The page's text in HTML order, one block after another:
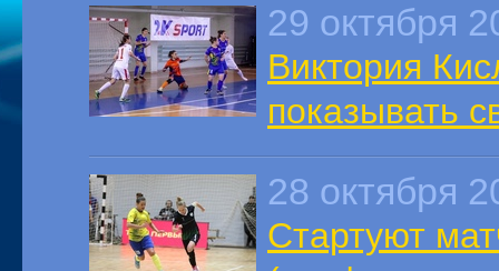
29 октября
Виктория
показывать
28 октября
Стартуют